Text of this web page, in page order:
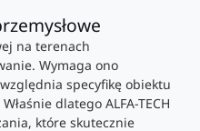
na terenach
Wymaga ono
specyfikę obiektu
dlatego ALFA-TECH
które skutecznie